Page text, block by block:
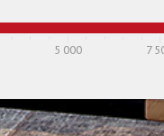
5 000 7